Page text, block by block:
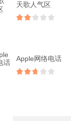
天歌人气区
Apple网络电话